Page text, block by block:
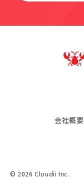
© 2026 Cloudii Inc.
会社概要